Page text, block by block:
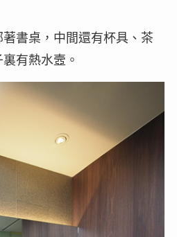
書桌，中間還有杯具、茶
有熱水壼。